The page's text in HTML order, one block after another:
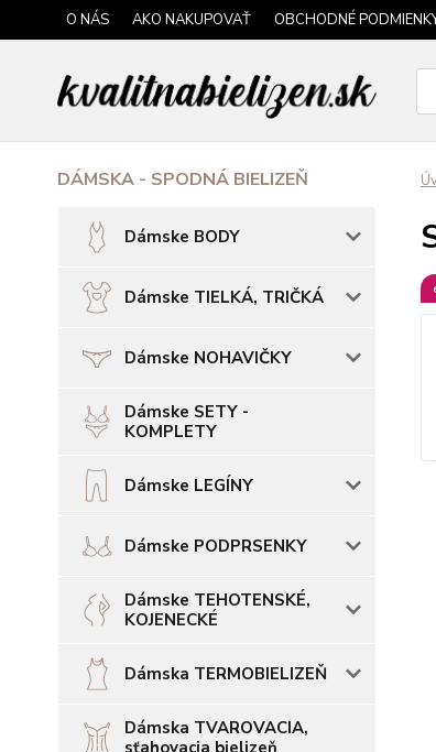
O NÁS AKO NAKUPOVAŤ OBCHODNÉ
DÁMSKA - SPODNÁ BIELIZEŇ
Dámske BODY
Dámske TIELKÁ, TRIČKÁ
Dámske NOHAVIČKY
Dámske SETY -
KOMPLETY
Dámske LEGÍNY
Dámske PODPRSENKY
Dámske TEHOTENSKÉ,
KOJENECKÉ
Dámska TERMOBIELIZEŇ
Dámska TVAROVACIA,
sťahovacia bielizeň